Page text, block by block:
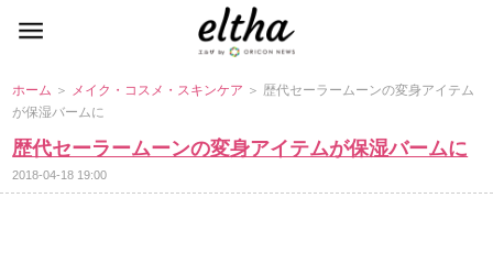
ホーム ＞ メイク・コスメ・スキンケア ＞ 歴代セーラームーンの変身アイテム
が保湿バームに
歴代セーラームーンの変身アイテムが保湿バームに
2018-04-18 19:00